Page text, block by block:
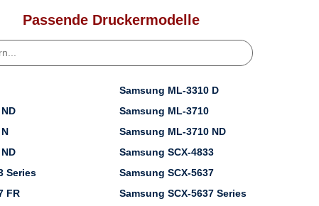
Passende Druckermodelle
Samsung ML-3310 D
Samsung ML-3710
Samsung ML-3710 ND
Samsung SCX-4833
Series Samsung SCX-5637
FR Samsung SCX-5637 Series